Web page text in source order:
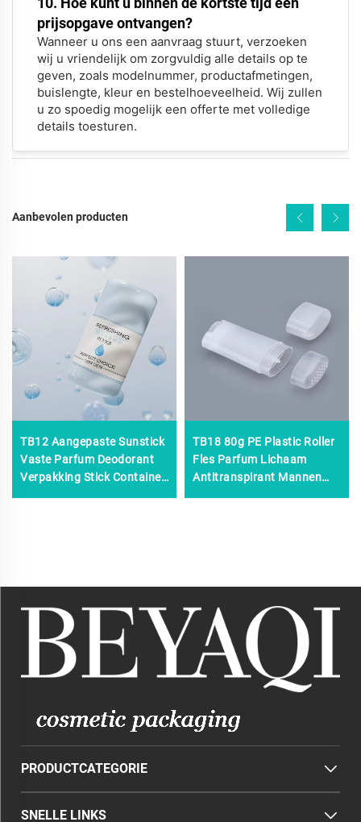
prijsopgave ontvangen?
Wanneer u ons een aanvraag stuurt, verzoeken
wij u vriendelijk om zorgvuldig alle details op te
geven, zoals modelnummer, productafmetingen,
buislengte, kleur en bestelhoeveelheid. Wij zullen
u zo spoedig mogelijk een offerte met volledige
details toesturen.
Aanbevolen producten
TB12 Aangepaste Sunstick
Vaste Parfum Deodorant
Verpakking Stick Container
TB18 80g PE Plastic Roller
Fles Parfum Lichaam
Antitranspirant Mannen
PRODUCTCATEGORIE
SNELLE LINKS